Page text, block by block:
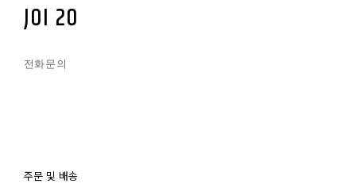
JOI 20
전화문의
주문 및 배송